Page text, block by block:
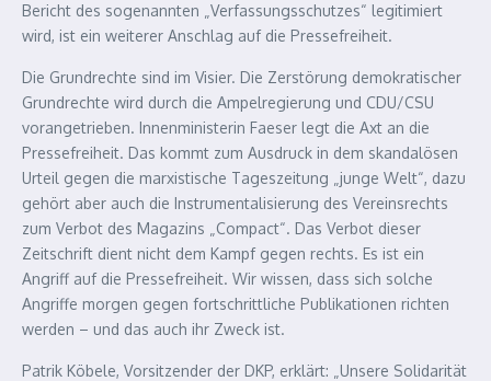
Bericht des sogenannten „Verfassungsschutzes“ legitimiert
wird, ist ein weiterer Anschlag auf die Pressefreiheit.
Die Grundrechte sind im Visier. Die Zerstörung demokratischer
Grundrechte wird durch die Ampelregierung und CDU/CSU
vorangetrieben. Innenministerin Faeser legt die Axt an die
Pressefreiheit. Das kommt zum Ausdruck in dem skandalösen
Urteil gegen die marxistische Tageszeitung „junge Welt“, dazu
gehört aber auch die Instrumentalisierung des Vereinsrechts
zum Verbot des Magazins „Compact“. Das Verbot dieser
Zeitschrift dient nicht dem Kampf gegen rechts. Es ist ein
Angriff auf die Pressefreiheit. Wir wissen, dass sich solche
Angriffe morgen gegen fortschrittliche Publikationen richten
werden – und das auch ihr Zweck ist.
Patrik Köbele, Vorsitzender der DKP, erklärt: „Unsere Solidarität